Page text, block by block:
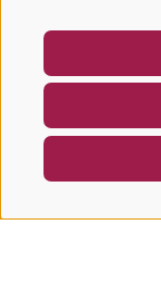
NEWSLETTER